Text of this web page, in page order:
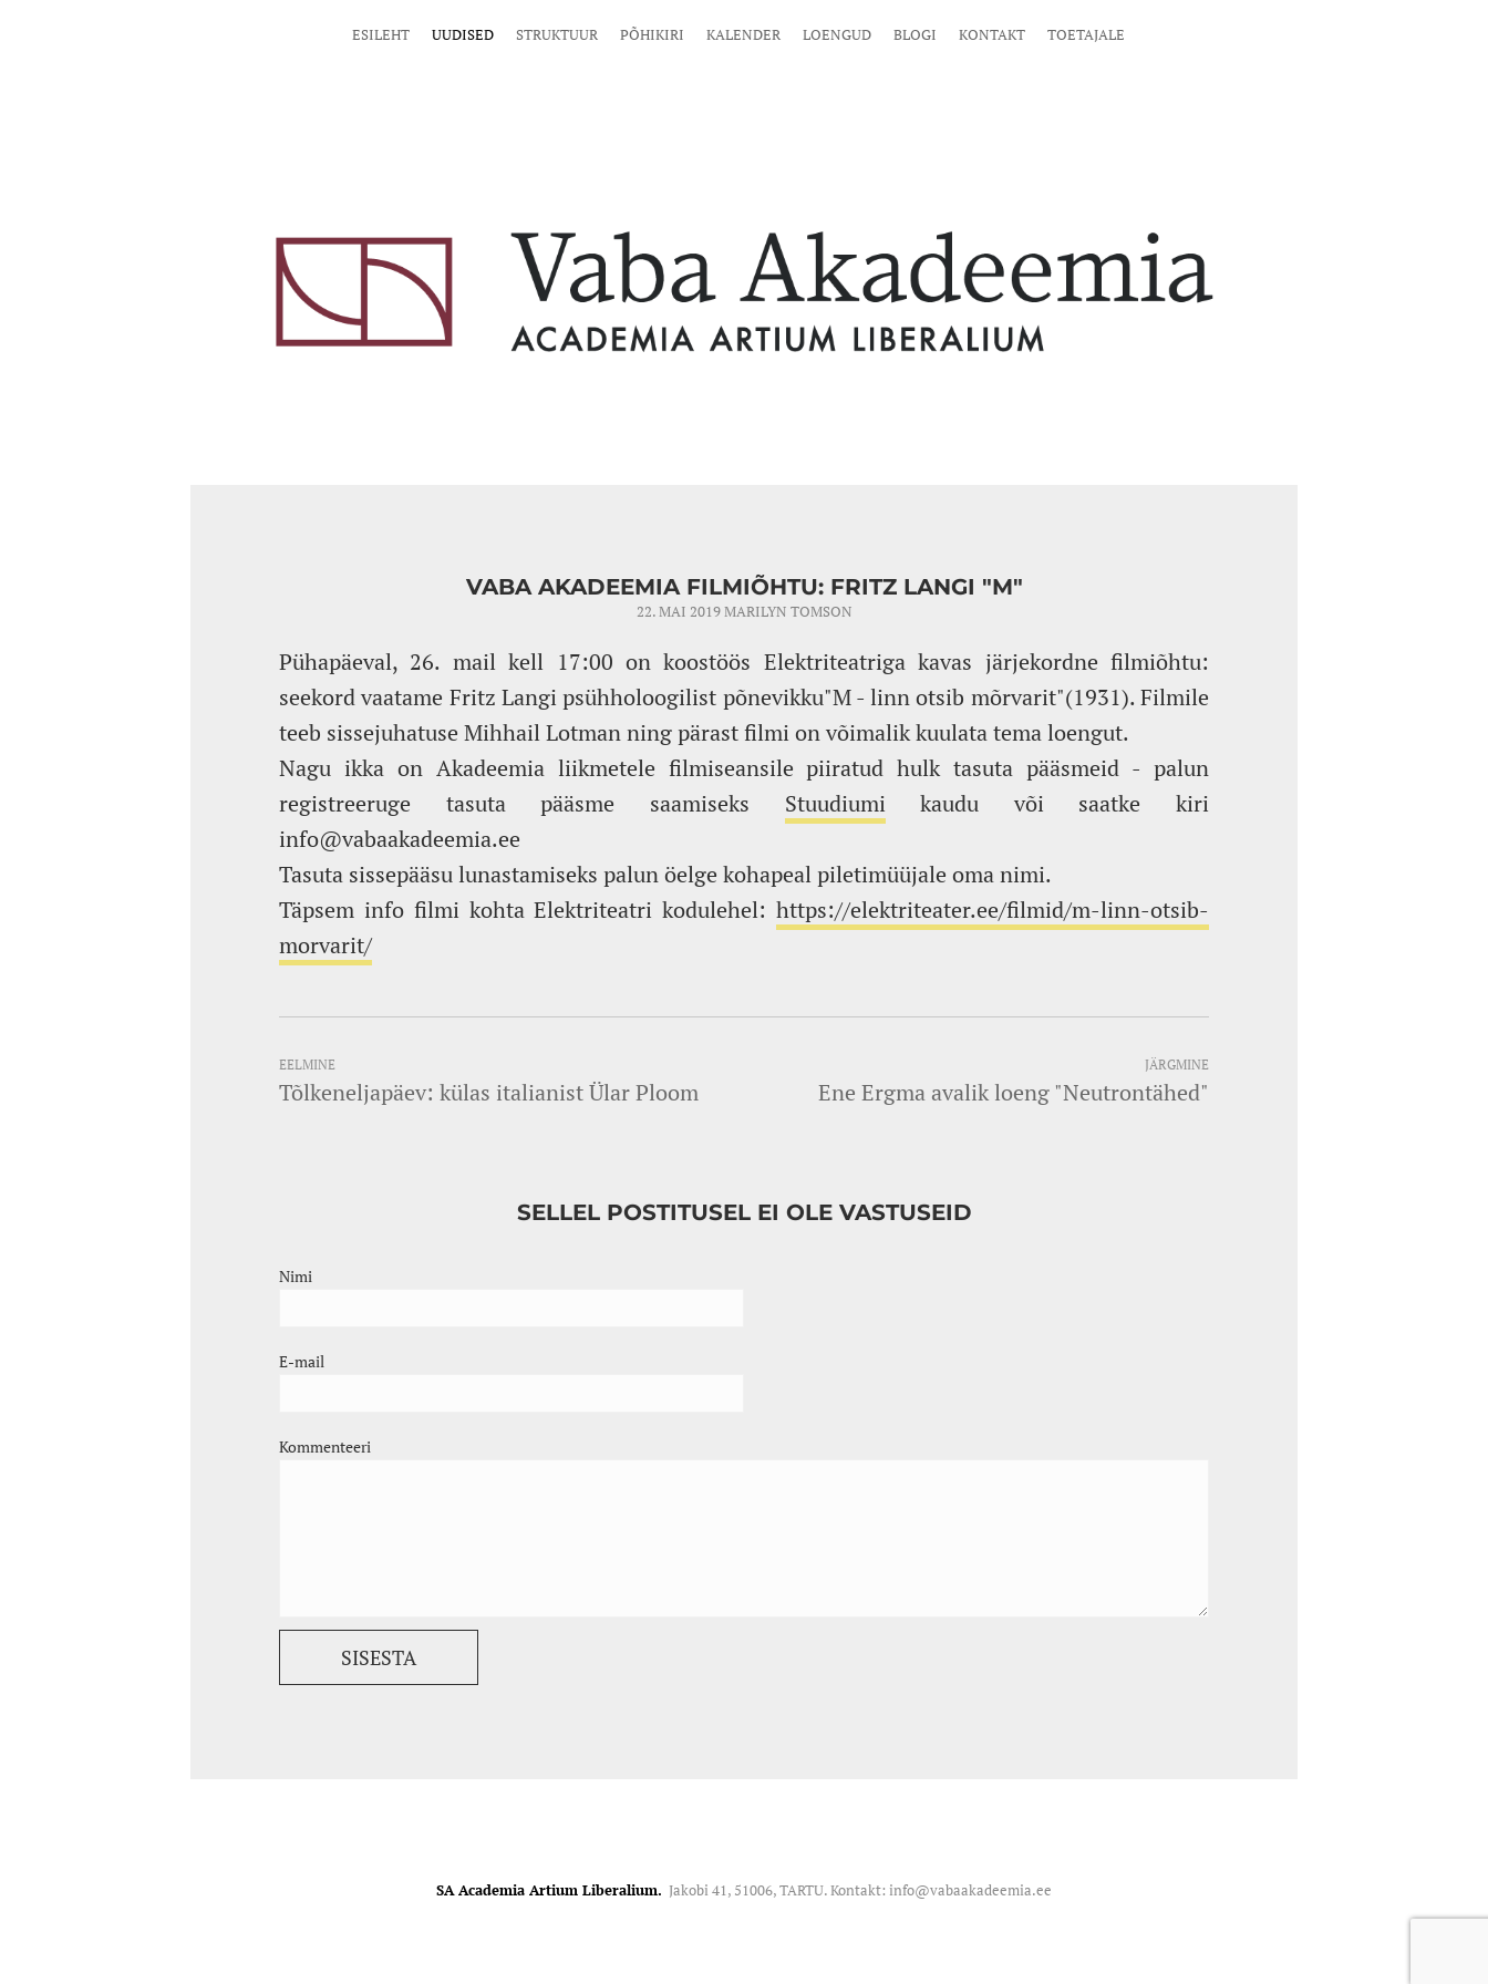
ESILEHT UUDISED STRUKTUUR PÕHIKIRI KALENDER LOENGUD BLOGI KONTAKT TOETAJALE
VABA AKADEEMIA FILMIÕHTU: FRITZ LANGI "M"
22. MAI 2019MARILYN TOMSON
Pühapäeval, 26. mail kell 17:00 on koostöös Elektriteatriga kavas järjekordne filmiõhtu:
seekord vaatame Fritz Langi psühholoogilist põnevikku"M - linn otsib mõrvarit"(1931). Filmile
teeb sissejuhatuse Mihhail Lotman ning pärast filmi on võimalik kuulata tema loengut.
Nagu ikka on Akadeemia liikmetele filmiseansile piiratud hulk tasuta pääsmeid - palun
registreeruge tasuta pääsme saamiseks Stuudiumikaudu või saatke kiri
info@vabaakadeemia.ee
Tasuta sissepääsu lunastamiseks palun öelge kohapeal piletimüüjale oma nimi.
Täpsem info filmi kohta Elektriteatri kodulehel: https://elektriteater.ee/filmid/m-linn-otsib-
morvarit/
EELMINE
Tõlkeneljapäev: külas italianist Ülar Ploom
JÄRGMINE
Ene Ergma avalik loeng "Neutrontähed"
SELLEL POSTITUSEL EI OLE VASTUSEID
Nimi
E-mail
Kommenteeri
SA Academia Artium Liberalium. Jakobi 41, 51006, TARTU. Kontakt: info@vabaakadeemia.ee